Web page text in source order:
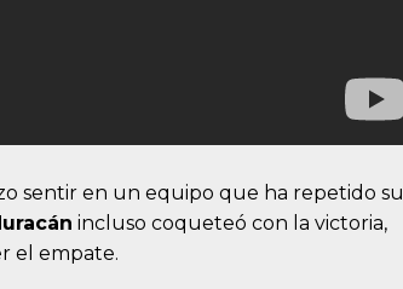
sentir en un equipo que ha repetido su
incluso coqueteó con la victoria,
el empate.